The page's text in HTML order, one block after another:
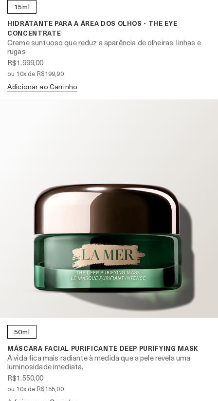
15ml
HIDRATANTE PARA A ÁREA DOS OLHOS - THE EYE
CONCENTRATE
Creme suntuoso que reduz a aparência de olheiras, linhas e
rugas
R$1.999,00
ou 10x de R$199,90
Adicionar ao Carrinho
50ml
MÁSCARA FACIAL PURIFICANTE DEEP PURIFYING MASK
A vida fica mais radiante à medida que a pele revela uma
luminosidade imediata.
R$1.550,00
ou 10x de R$155,00